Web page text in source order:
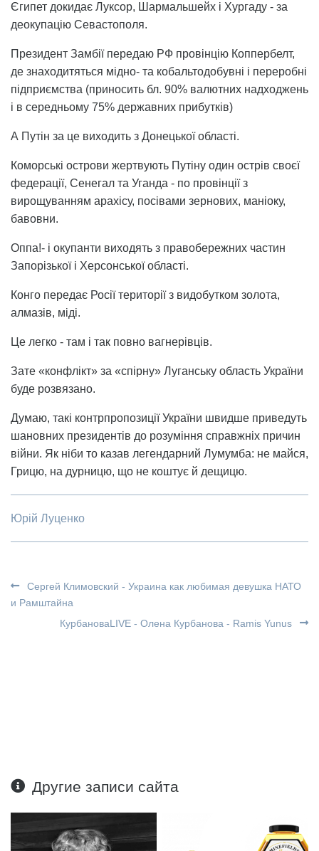
Єгипет докидає Луксор, Шармальшейх і Хургаду - за
деокупацію Севастополя.
Президент Замбії передаю РФ провінцію Коппербелт,
де знаходитяться мідно- та кобальтодобувні і переробні
підприємства (приносить бл. 90% валютних надходжень
і в середньому 75% державних прибутків)
А Путін за це виходить з Донецької області.
Коморські острови жертвують Путіну один острів своєї
федерації, Сенегал та Уганда - по провінції з
вирощуванням арахісу, посівами зернових, маніоку,
бавовни.
Оппа!- і окупанти виходять з правобережних частин
Запорізької і Херсонської області.
Конго передає Росії території з видобутком золота,
алмазів, міді.
Це легко - там і так повно вагнерівців.
Зате «конфлікт» за «спірну» Луганську область України
буде розвязано.
Думаю, такі контрпропозиції України швидше приведуть
шановних президентів до розуміння справжніх причин
війни. Як ніби то казав легендарний Лумумба: не майся,
Грицю, на дурницю, що не коштує й дещицю.
Юрій Луценко
Сергей Климовский - Украина как любимая девушка НАТО
и Рамштайна
КурбановаLIVE - Олена Курбанова - Ramis Yunus
Другие записи сайта